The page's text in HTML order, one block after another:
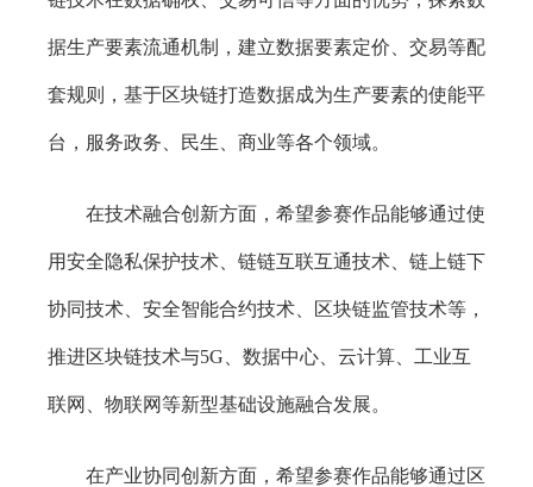
据生产要素流通机制，建立数据要素定价、交易等配
套规则，基于区块链打造数据成为生产要素的使能平
台，服务政务、民生、商业等各个领域。
在技术融合创新方面，希望参赛作品能够通过使
用安全隐私保护技术、链链互联互通技术、链上链下
协同技术、安全智能合约技术、区块链监管技术等，
推进区块链技术与5G、数据中心、云计算、工业互
联网、物联网等新型基础设施融合发展。
在产业协同创新方面，希望参赛作品能够通过区